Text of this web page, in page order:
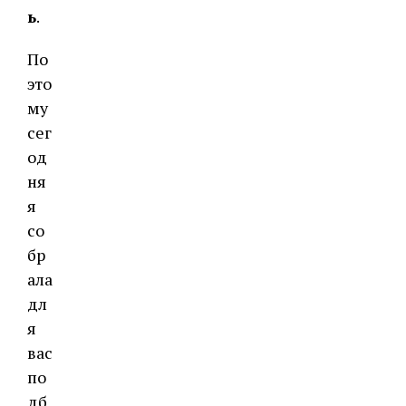
ь.
По
это
му
сег
од
ня
я
со
бр
ала
дл
я
вас
по
дб